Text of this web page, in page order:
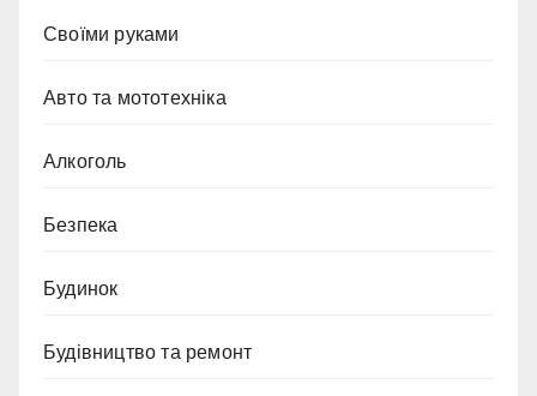
Cвоїми руками
Авто та мототехніка
Алкоголь
Безпека
Будинок
Будівництво та ремонт